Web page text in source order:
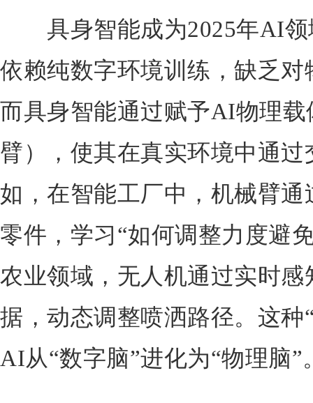
具身智能成为2025年AI领
依赖纯数字环境训练，缺乏
而具身智能通过赋予AI物理
臂），使其在真实环境中通
如，在智能工厂中，机械臂
零件，学习“如何调整力度避
农业领域，无人机通过实时
据，动态调整喷洒路径。这种
AI从“数字脑”进化为“物理脑”